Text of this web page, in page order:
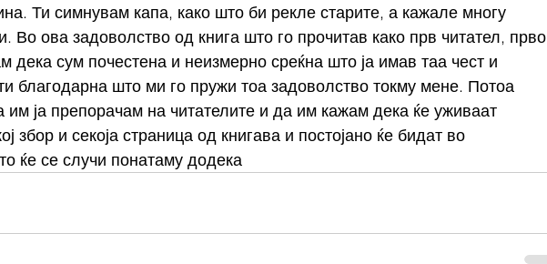
Ти симнувам капа, како што би рекле старите, а кажале многу
Во ова задоволство од книга што го прочитав како прв читател, прво
дека сум почестена и неизмерно среќна што ја имав таа чест и
благодарна што ми го пружи тоа задоволство токму мене. Потоа
им ја препорачам на читателите и да им кажам дека ќе уживаат
збор и секоја страница од книгава и постојано ќе бидат во
ќе се случи понатаму додека